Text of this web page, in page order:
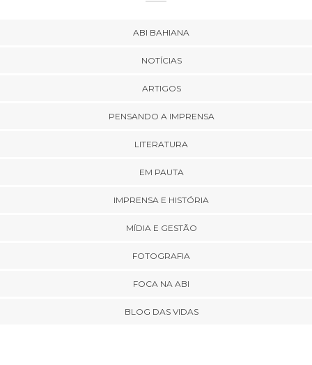
ABI BAHIANA
NOTÍCIAS
ARTIGOS
PENSANDO A IMPRENSA
LITERATURA
EM PAUTA
IMPRENSA E HISTÓRIA
MÍDIA E GESTÃO
FOTOGRAFIA
FOCA NA ABI
BLOG DAS VIDAS